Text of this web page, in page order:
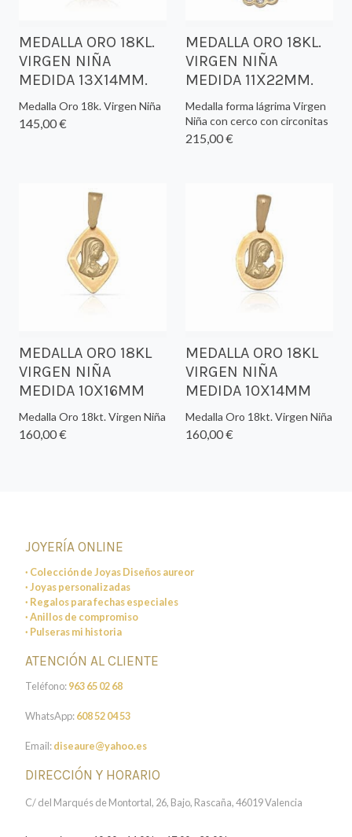
MEDALLA ORO 18KL.
VIRGEN NIÑA
MEDIDA 13X14MM.
Medalla Oro 18k. Virgen Niña
145,00 €
MEDALLA ORO 18KL.
VIRGEN NIÑA
MEDIDA 11X22MM.
Medalla forma lágrima Virgen
Niña con cerco con circonitas
215,00 €
MEDALLA ORO 18KL
VIRGEN NIÑA
MEDIDA 10X16MM
Medalla Oro 18kt. Virgen Niña
160,00 €
MEDALLA ORO 18KL
VIRGEN NIÑA
MEDIDA 10X14MM
Medalla Oro 18kt. Virgen Niña
160,00 €
JOYERÍA ONLINE
· Colección de Joyas Diseños aureor
· Joyas personalizadas
· Regalos para fechas especiales
· Anillos de compromiso
· Pulseras mi historia
ATENCIÓN AL CLIENTE
Teléfono:963 65 02 68
WhatsApp:608 52 04 53
Email:diseaure@yahoo.es
DIRECCIÓN Y HORARIO
C/ del Marqués de Montortal, 26, Bajo, Rascaña, 46019 Valencia